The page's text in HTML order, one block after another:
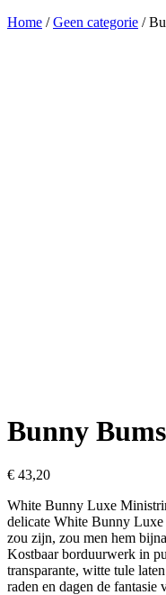
Home /Geen categorie /
Bunny
€ 43,20
White Bunny Luxe
delicate White Bunny
zou zijn, zou men hem
Kostbaar borduurwerk in
transparante, witte tule
raden en dagen de